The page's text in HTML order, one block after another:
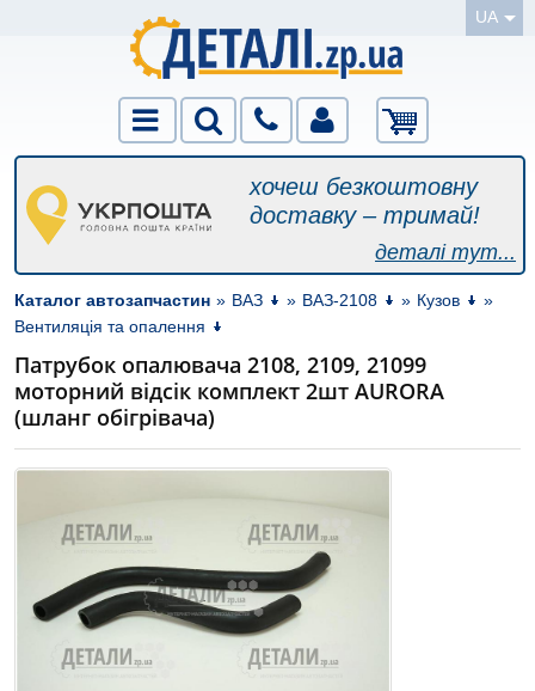
UA
хочеш безкоштовну
доставку – тримай!
деталі тут...
Каталог автозапчастин » ВАЗ » ВАЗ-2108 » Кузов
»
Вентиляція та опалення
Патрубок опалювача 2108, 2109, 21099
моторний відсік комплект 2шт AURORA
(шланг обігрівача)